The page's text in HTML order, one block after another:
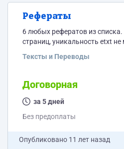
Рефераты
6 любых рефератов из
страниц, уникальность etxt не
Тексты и Переводы
Договорная
за 5 дней
Без предоплаты
Опубликовано 11 лет назад